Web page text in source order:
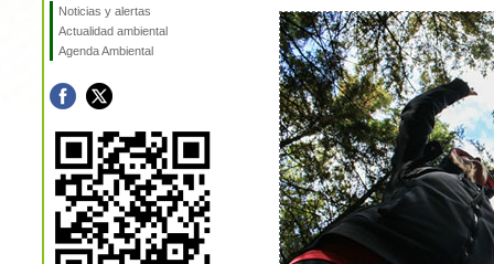
Noticias y alertas
Actualidad ambiental
Agenda Ambiental